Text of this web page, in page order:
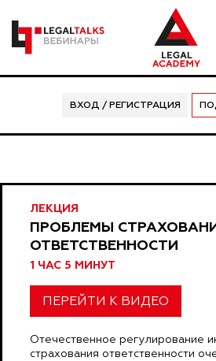
ВХОД / РЕГИСТРАЦИЯ
ЛЕКЦИЯ
ПРОБЛЕМЫ
ОТВЕТСТВЕННОСТИ
1 ЧАС 5 МИНУТ
ПЕРЕЙТИ К ВИДЕО
Отечественное регулирование
страхования ответственности